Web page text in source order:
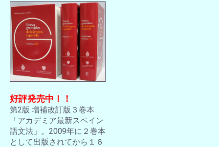
好評発売中！！
第2版 増補改訂版３巻本
「アカデミア最新スペイン
語文法」。2009年に２巻本
として出版されてから１６